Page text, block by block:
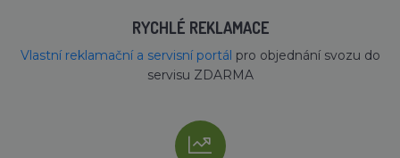
RYCHLÉ REKLAMACE
Vlastní reklamační a servisní portál pro objednání svozu do
servisu ZDARMA